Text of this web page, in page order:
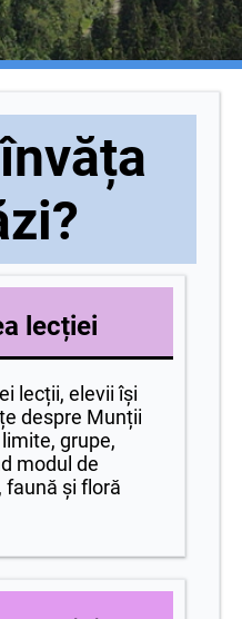
lecției
lecții, elevii își
despre Munții
grupe,
modul de
și floră